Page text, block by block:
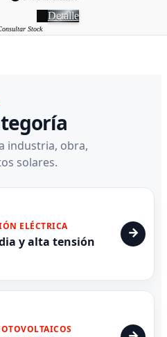
Detalle
Stock
industria, obra,
solares.
ELÉCTRICA
y alta tensión